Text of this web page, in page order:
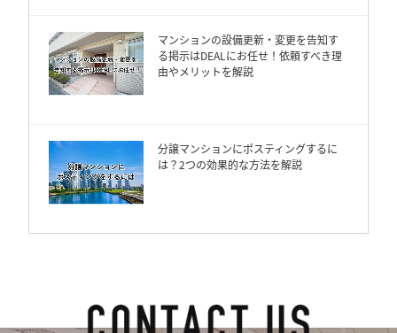
マンションの設備更新・変更を告知す
る掲示はDEALにお任せ！依頼すべき理
由やメリットを解説
分譲マンションにポスティングするに
は？2つの効果的な方法を解説